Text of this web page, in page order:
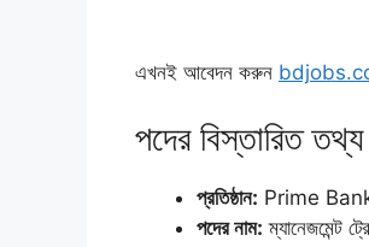
এখনই আবেদন করুন
পদের বিস্তারিত তথ্য
প্রতিষ্ঠান: Prime
পদের নাম: ম্যানেজমেন্ট